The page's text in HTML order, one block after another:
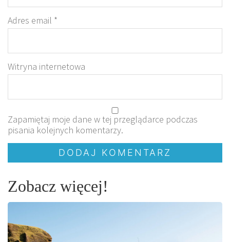
Adres email *
Witryna internetowa
Zapamiętaj moje dane w tej przeglądarce podczas
pisania kolejnych komentarzy.
Zobacz więcej!